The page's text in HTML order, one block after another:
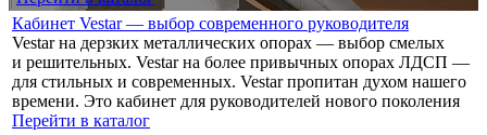
Кабинет Vestar — выбор современного руководителя
Vestar на дерзких металлических опорах — выбор смелых
и решительных. Vestar на более привычных опорах ЛДСП —
для стильных и современных. Vestar пропитан духом нашего
времени. Это кабинет для руководителей нового поколения
Перейти в каталог